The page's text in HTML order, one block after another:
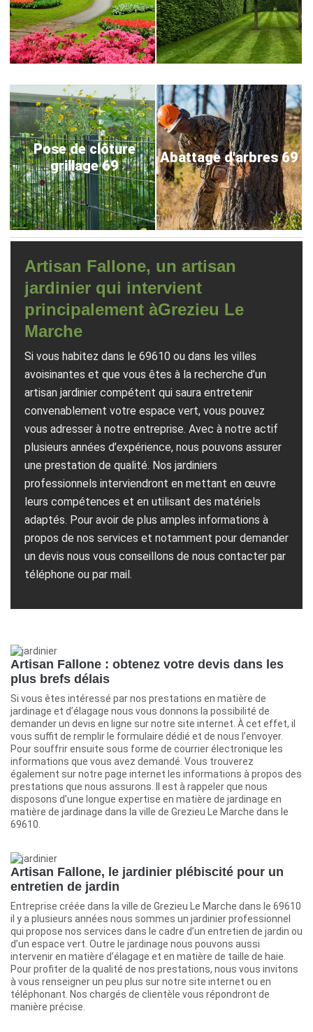
Pose de clôture
grillage 69
Abattage d'arbres 69
Artisan Fallone, un artisan
jardinier qui intervient
principalement àGrezieu Le
Marche
Si vous habitez dans le 69610 ou dans les villes
avoisinantes et que vous êtes à la recherche d’un
artisan jardinier compétent qui saura entretenir
convenablement votre espace vert, vous pouvez
vous adresser à notre entreprise. Avec à notre actif
plusieurs années d’expérience, nous pouvons assurer
une prestation de qualité. Nos jardiniers
professionnels interviendront en mettant en œuvre
leurs compétences et en utilisant des matériels
adaptés. Pour avoir de plus amples informations à
propos de nos services et notamment pour demander
un devis nous vous conseillons de nous contacter par
téléphone ou par mail.
Artisan Fallone : obtenez votre devis dans les
plus brefs délais
Si vous êtes intéressé par nos prestations en matière de
jardinage et d’élagage nous vous donnons la possibilité de
demander un devis en ligne sur notre site internet. À cet effet, il
vous suffit de remplir le formulaire dédié et de nous l’envoyer.
Pour souffrir ensuite sous forme de courrier électronique les
informations que vous avez demandé. Vous trouverez
également sur notre page internet les informations à propos des
prestations que nous assurons. Il est à rappeler que nous
disposons d’une longue expertise en matière de jardinage en
matière de jardinage dans la ville de Grezieu Le Marche dans le
69610.
Artisan Fallone, le jardinier plébiscité pour un
entretien de jardin
Entreprise créée dans la ville de Grezieu Le Marche dans le 69610
il y a plusieurs années nous sommes un jardinier professionnel
qui propose nos services dans le cadre d’un entretien de jardin ou
d’un espace vert. Outre le jardinage nous pouvons aussi
intervenir en matière d’élagage et en matière de taille de haie.
Pour profiter de la qualité de nos prestations, nous vous invitons
à vous renseigner un peu plus sur notre site internet ou en
téléphonant. Nos chargés de clientèle vous répondront de
manière précise.